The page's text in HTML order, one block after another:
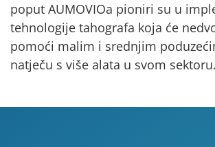
poput AUMOVIOa pioniri su u
tehnologije tahografa koja će
pomoći malim i srednjim
natječu s više alata u svom sektoru.